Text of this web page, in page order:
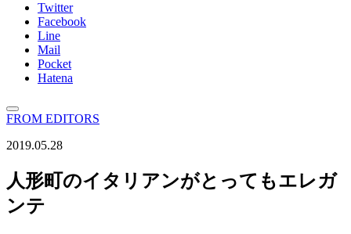
Twitter
Facebook
Line
Mail
Pocket
Hatena
FROM EDITORS
2019.05.28
人形町のイタリアンがとってもエレガ
ンテ